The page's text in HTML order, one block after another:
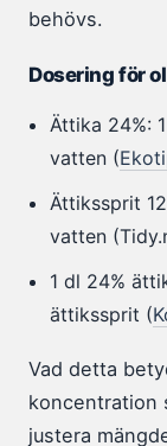
behövs.
Dosering för
Ättika 24%:
vatten (
Ättikssprit
vatten
1 dl 24%
ättikssprit (
Vad detta
koncentration
justera